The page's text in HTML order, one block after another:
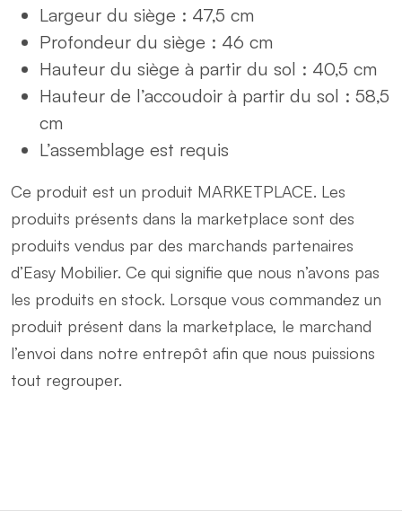
Largeur du siège : 47,5 cm
Profondeur du siège : 46 cm
Hauteur du siège à partir du sol : 40,5 cm
Hauteur de l’accoudoir à partir du sol : 58,5
cm
L’assemblage est requis
Ce produit est un produit MARKETPLACE. Les
produits présents dans la marketplace sont des
produits vendus par des marchands partenaires
d’Easy Mobilier. Ce qui signifie que nous n’avons pas
les produits en stock. Lorsque vous commandez un
produit présent dans la marketplace, le marchand
l’envoi dans notre entrepôt afin que nous puissions
tout regrouper.